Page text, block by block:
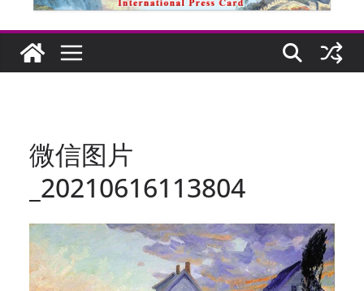
微信图片
_20210616113804